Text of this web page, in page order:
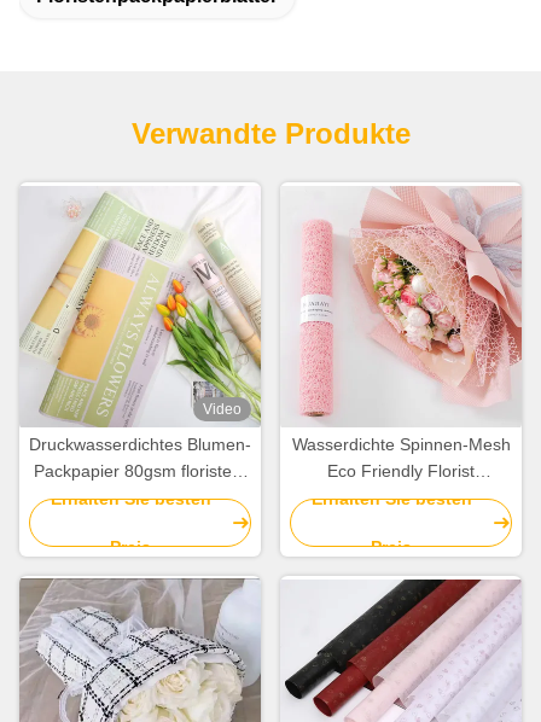
Verwandte Produkte
Video
Druckwasserdichtes Blumen-
Packpapier 80gsm floristen-
Wrapping Papers
Erhalten Sie besten
Preis
Wasserdichte Spinnen-Mesh
Eco Friendly Florist
Wrapping-Papier-Rolle
Erhalten Sie besten
Preis